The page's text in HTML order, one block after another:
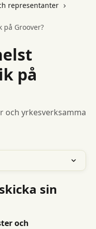
representanter
på Groover?
på
och yrkesverksamma
sin
och